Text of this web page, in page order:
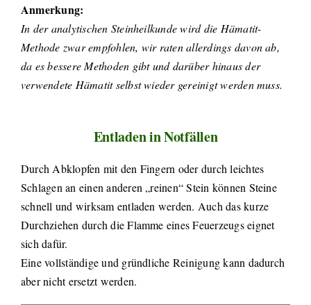
Anmerkung:
In der analytischen Steinheilkunde wird die Hämatit-
Methode zwar empfohlen, wir raten allerdings davon ab,
da es bessere Methoden gibt und darüber hinaus der
verwendete Hämatit selbst wieder gereinigt werden muss.
Entladen in Notfällen
Durch Abklopfen mit den Fingern oder durch leichtes
Schlagen an einen anderen „reinen“ Stein können Steine
schnell und wirksam entladen werden. Auch das kurze
Durchziehen durch die Flamme eines Feuerzeugs eignet
sich dafür.
Eine vollständige und gründliche Reinigung kann dadurch
aber nicht ersetzt werden.